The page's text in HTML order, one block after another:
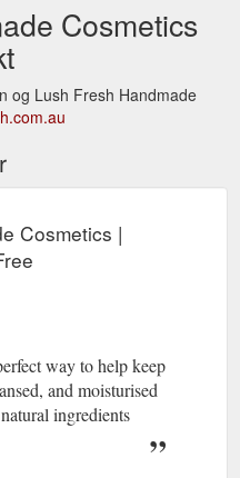
Cosmetics
og Lush Fresh Handmade
Cosmetics |
way to help keep
and moisturised
ingredients